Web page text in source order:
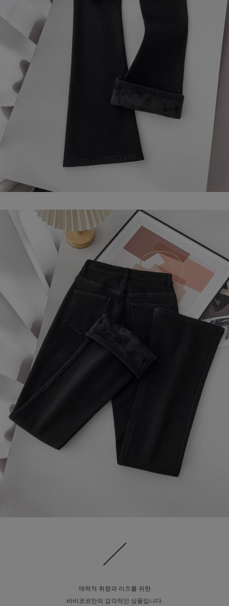
매력적 취향과 리즈를 위한
바비코코만의 감각적인 상품입니다.